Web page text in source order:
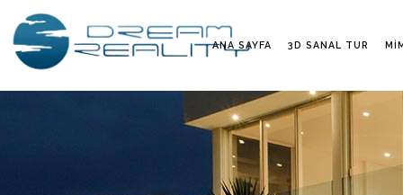
ANA SAYFA 3D SANAL TUR